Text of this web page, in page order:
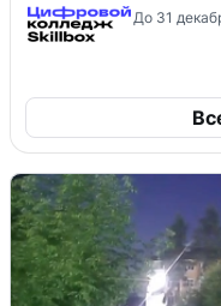
До 31